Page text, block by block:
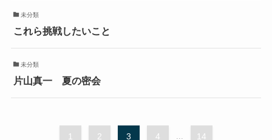
未分類
これら挑戦したいこと
未分類
片山真一 夏の密会
1 2 3 4 14